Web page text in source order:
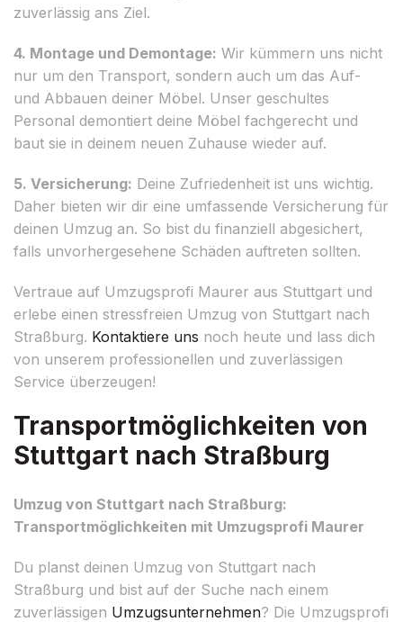
zuverlässig ans Ziel.
4. Montage und Demontage: Wir kümmern uns nicht
nur um den Transport, sondern auch um das Auf-
und Abbauen deiner Möbel. Unser geschultes
Personal demontiert deine Möbel fachgerecht und
baut sie in deinem neuen Zuhause wieder auf.
5. Versicherung: Deine Zufriedenheit ist uns wichtig.
Daher bieten wir dir eine umfassende Versicherung für
deinen Umzug an. So bist du finanziell abgesichert,
falls unvorhergesehene Schäden auftreten sollten.
Vertraue auf Umzugsprofi Maurer aus Stuttgart und
erlebe einen stressfreien Umzug von Stuttgart nach
Straßburg. Kontaktiere uns noch heute und lass dich
von unserem professionellen und zuverlässigen
Service überzeugen!
Transportmöglichkeiten von
Stuttgart nach Straßburg
Umzug von Stuttgart nach Straßburg:
Transportmöglichkeiten mit Umzugsprofi Maurer
Du planst deinen Umzug von Stuttgart nach
Straßburg und bist auf der Suche nach einem
zuverlässigen Umzugsunternehmen? Die Umzugsprofi